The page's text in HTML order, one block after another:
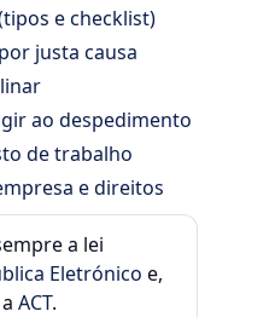
e checklist)
justa causa
ao despedimento
de trabalho
e direitos
a lei
Eletrónico e,
ACT.